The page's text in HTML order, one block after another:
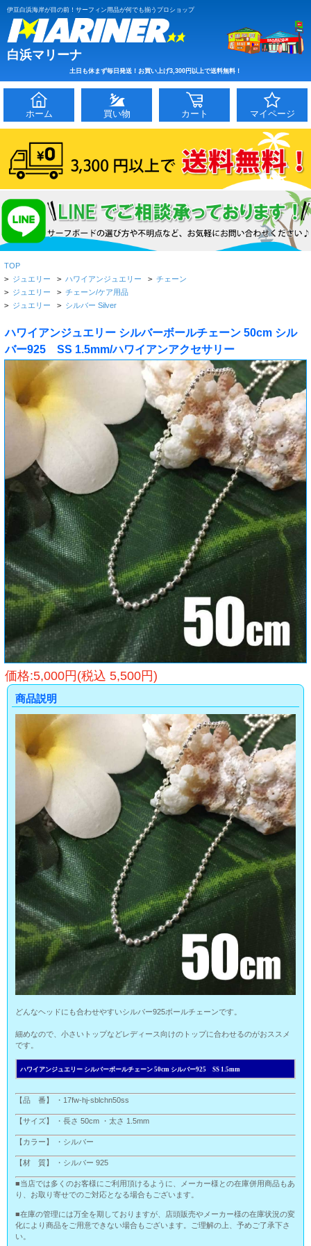
伊豆白浜海岸が目の前！サーフィン用品が何でも揃うプロショップ
白浜マリーナ
土日も休まず毎日発送！お買い上げ3,300円以上で送料無料！
ホーム 買い物 カート マイページ
TOP
> ジュエリー > ハワイアンジュエリー > チェーン
> ジュエリー > チェーン/ケア用品
> ジュエリー > シルバー Silver
ハワイアンジュエリー シルバーボールチェーン 50cm シル
バー925 SS 1.5mm/ハワイアンアクセサリー
価格:5,000円(税込 5,500円)
商品説明
どんなヘッドにも合わせやすいシルバー925ボールチェーンです。
細めなので、小さいトップなどレディース向けのトップに合わせるのがおススメ
です。
ハワイアンジュエリー シルバーボールチェーン 50cm シルバー925 SS 1.5mm
【品 番】 ・17fw-hj-sblchn50ss
【サイズ】 ・長さ 50cm ・太さ 1.5mm
【カラー】 ・シルバー
【材 質】 ・シルバー 925
■当店では多くのお客様にご利用頂けるように、メーカー様との在庫併用商品もあ
り、お取り寄せでのご対応となる場合もございます。
■在庫の管理には万全を期しておりますが、店頭販売やメーカー様の在庫状況の変
化により商品をご用意できない場合もございます。ご理解の上、予めご了承下さ
い。